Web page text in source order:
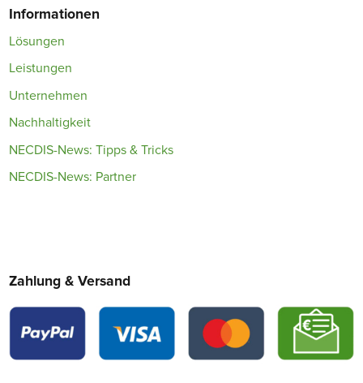
Informationen
Lösungen
Leistungen
Unternehmen
Nachhaltigkeit
NECDIS-News: Tipps & Tricks
NECDIS-News: Partner
Zahlung & Versand